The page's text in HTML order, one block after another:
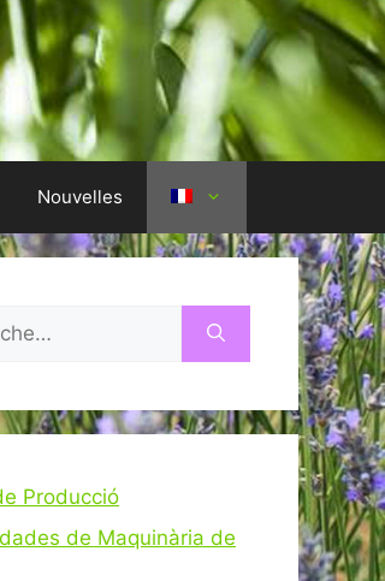
Nouvelles
:
Producció
de Maquinària de